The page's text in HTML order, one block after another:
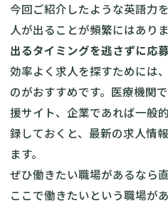
今回ご紹介したような英語力
人が出ることが頻繁にはありま
出るタイミングを逃さずに応
効率よく求人を探すためには、
のがおすすめです。医療機関
援サイト、企業であれば一般
録しておくと、最新の求人情
ます。
ぜひ働きたい職場があるなら
ここで働きたいという職場があ